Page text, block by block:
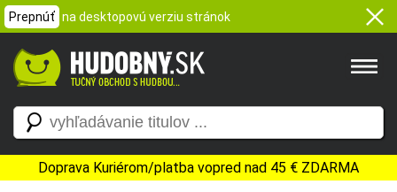
Prepnúť na desktopovú verziu stránok
Doprava Kuriérom/platba vopred nad 45 € ZDARMA